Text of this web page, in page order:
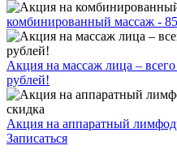
комбинированный массаж -
Акция на массаж лица –
рублей!
Акция на аппаратный
Записаться